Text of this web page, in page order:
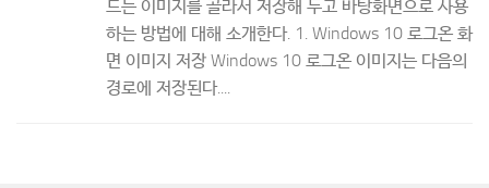
드는 이미지를 골라서 저장해 두고 바탕화면으로 사용
하는 방법에 대해 소개한다. 1. Windows 10 로그온 화
면 이미지 저장 Windows 10 로그온 이미지는 다음의
경로에 저장된다....